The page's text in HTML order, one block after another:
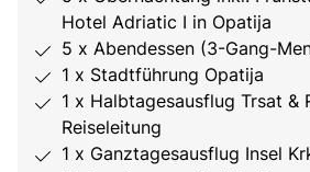
Hotel Adriatic I in Opatija
5 x Abendessen (3-Gang-
1 x Stadtführung Opatija
1 x Halbtagesausflug Trsat &
Reiseleitung
1 x Ganztagesausflug Insel